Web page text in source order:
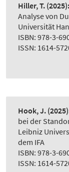
Hiller, T. (2025):
Analyse von
Universität
ISBN: 978-3-
ISSN: 1614-
Hook, J.
bei der
Leibniz
dem IFA
ISBN: 978-3-
ISSN: 1614-